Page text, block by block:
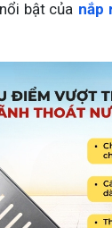
bật của nắp